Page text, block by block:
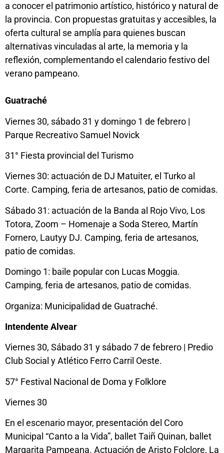
a conocer el patrimonio artístico, histórico y natural de
la provincia. Con propuestas gratuitas y accesibles, la
oferta cultural se amplía para quienes buscan
alternativas vinculadas al arte, la memoria y la
reflexión, complementando el calendario festivo del
verano pampeano.
Guatraché
Viernes 30, sábado 31 y domingo 1 de febrero |
Parque Recreativo Samuel Novick
31° Fiesta provincial del Turismo
Viernes 30: actuación de DJ Matuiter, el Turko al
Corte. Camping, feria de artesanos, patio de comidas.
Sábado 31: actuación de la Banda al Rojo Vivo, Los
Totora, Zoom – Homenaje a Soda Stereo, Martín
Fornero, Lautyy DJ. Camping, feria de artesanos,
patio de comidas.
Domingo 1: baile popular con Lucas Moggia.
Camping, feria de artesanos, patio de comidas.
Organiza: Municipalidad de Guatraché.
Intendente Alvear
Viernes 30, Sábado 31 y sábado 7 de febrero | Predio
Club Social y Atlético Ferro Carril Oeste.
57° Festival Nacional de Doma y Folklore
Viernes 30
En el escenario mayor, presentación del Coro
Municipal “Canto a la Vida”, ballet Taiñ Quinan, ballet
Margarita Pampeana. Actuación de Aristo Folclore, La